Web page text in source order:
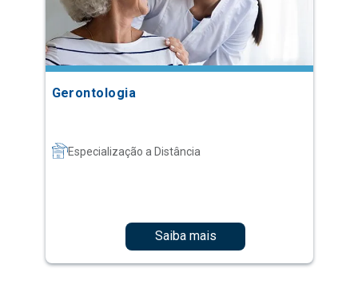
Gerontologia
Especialização a Distância
Saiba mais